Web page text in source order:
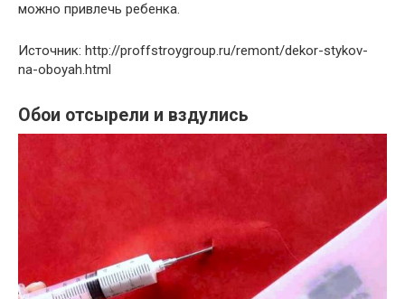
можно привлечь ребенка.
Источник: http://proffstroygroup.ru/remont/dekor-stykov-
na-oboyah.html
Обои отсырели и вздулись